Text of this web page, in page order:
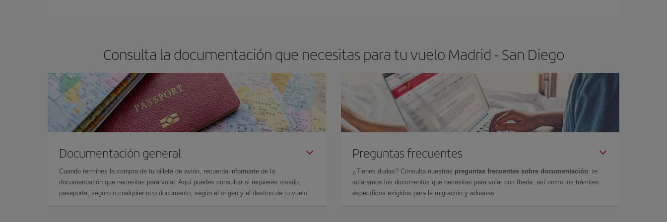
Consulta la documentación que necesitas para tu vuelo Madrid - San Diego
Documentación general
Cuando termines la compra de tu billete de avión, recuerda informarte de la
documentación que necesitas para volar. Aquí puedes consultar si requieres visado,
pasaporte, seguro o cualquier otro documento, según el origen y el destino de tu vuelo.
Preguntas frecuentes
¿Tienes dudas? Consulta nuestras preguntas frecuentes sobre documentación: te
aclaramos los documentos que necesitas para volar con Iberia, así como los trámites
específicos exigidos para la migración y aduanas.